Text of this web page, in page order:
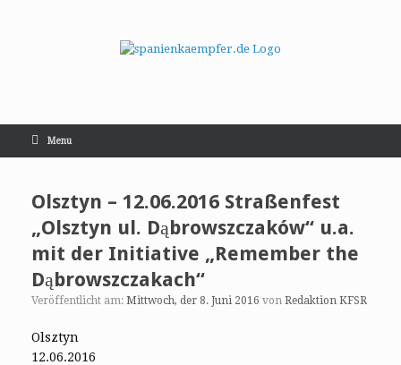
Menu
Olsztyn – 12.06.2016 Straßenfest
„Olsztyn ul. Dąbrowszczaków“ u.a.
mit der Initiative „Remember the
Dąbrowszczakach“
Veröffentlicht am: Mittwoch, der 8. Juni 2016 von Redaktion KFSR
Olsztyn
12.06.2016